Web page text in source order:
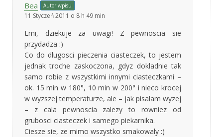
Bea Autor wpisu
11 Styczeń 2011 o 8 h 49 min
Emi, dziekuje za uwagi! Z pewnoscia sie
przydadza :)
Co do dlugosci pieczenia ciasteczek, to jestem
jednak troche zaskoczona, gdyz dokladnie tak
samo robie z wszystkimi innymi ciasteczkami –
ok. 15 min w 180°, 10 min w 200° i nieco krocej
w wyzszej temperaturze, ale – jak pisalam wyzej
– z cala pewnoscia zalezy to rowniez od
grubosci ciasteczek i samego piekarnika.
Ciesze sie, ze mimo wszystko smakowaly :)